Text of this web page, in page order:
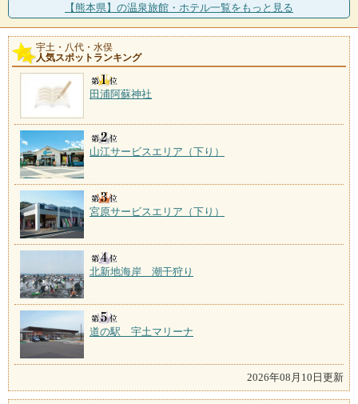
万葉集にも詠まれた景勝地、野坂ノ浦に注ぐ湯浦川沿
いに湧く。開湯が宝亀年
吉尾温泉
施設数：1軒
球磨川の支流、吉尾川の渓流沿いに湧く温泉。湯を楽
しめるのは河畔に建つ「
【熊本県】の温泉旅館・ホテル一覧をもっと見る
宇土・八代・水俣
人気スポットランキング
田浦阿蘇神社
山江サービスエリア（下り）
宮原サービスエリア（下り）
北新地海岸 潮干狩り
道の駅 宇土マリーナ
2026年08月10日更新